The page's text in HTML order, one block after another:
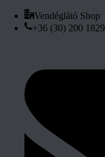
Vendéglátó Shop
+36 (30) 200 1829